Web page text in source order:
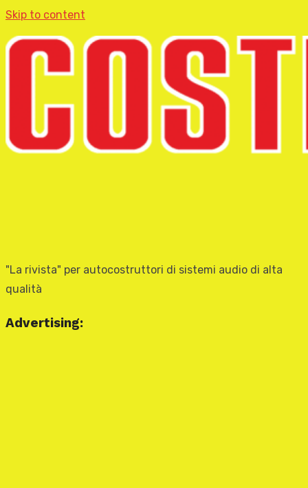
Skip to content
"La rivista" per autocostruttori di sistemi audio di alta
qualità
Advertising: